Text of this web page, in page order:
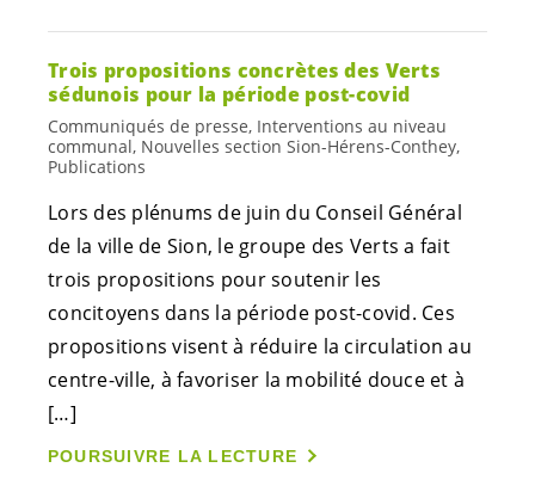
Trois propositions concrètes des Verts
sédunois pour la période post-covid
Communiqués de presse, Interventions au niveau
communal, Nouvelles section Sion-Hérens-Conthey,
Publications
Lors des plénums de juin du Conseil Général
de la ville de Sion, le groupe des Verts a fait
trois propositions pour soutenir les
concitoyens dans la période post-covid. Ces
propositions visent à réduire la circulation au
centre-ville, à favoriser la mobilité douce et à
[…]
POURSUIVRE LA LECTURE